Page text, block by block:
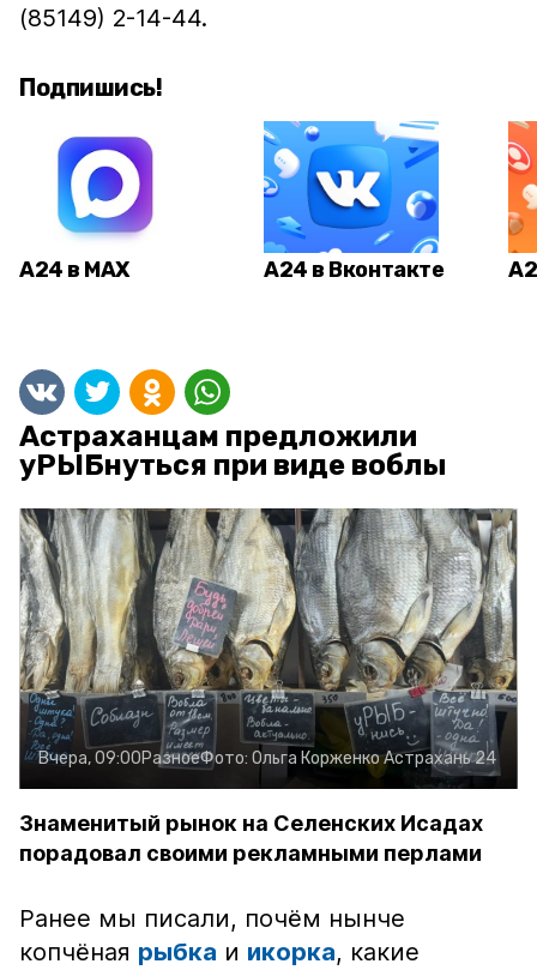
(85149) 2-14-44.
Подпишись!
А24 в MAX А24 в Вконтакте
Астраханцам предложили
уРЫБнуться при виде воблы
Вчера, 09:00РазноеФото: Ольга КорженкоАстрахань 24
Знаменитый рынок на Селенских Исадах
порадовал своими рекламными перлами
Ранее мы писали, почём нынче
копчёная рыбка и икорка, какие